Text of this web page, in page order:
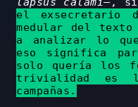
el exsecretario
medular del texto
a analizar lo
eso significa
solo quería los
trivialidad es
campañas.